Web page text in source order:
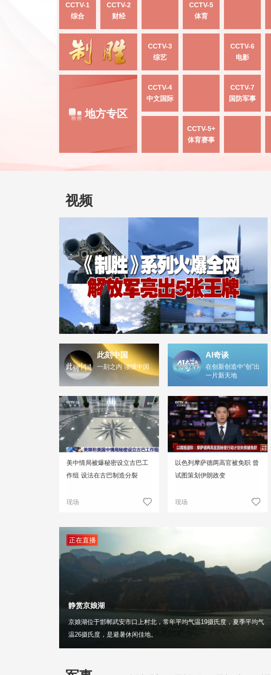
CCTV-1
综合
CCTV-2
财经
CCTV-5
体育
CCTV-3
综艺
CCTV-6
电影
地方专区
CCTV-4
中文国际
CCTV-7
国防军事
CCTV-5+
体育赛事
视频
此刻中国
一刻之内 读懂中国
AI奇谈
在创新创造中“创”出
一片新天地
美中情局被爆秘密设立古巴工
作组 设法在古巴制造分裂
现场
以色列摩萨德两高官被免职 曾
试图策划伊朗政变
现场
正在直播
静赏京娘湖
京娘湖位于邯郸武安市口上村北，常年平均气温19摄氏度，夏季平均气
温26摄氏度，是避暑休闲佳地。